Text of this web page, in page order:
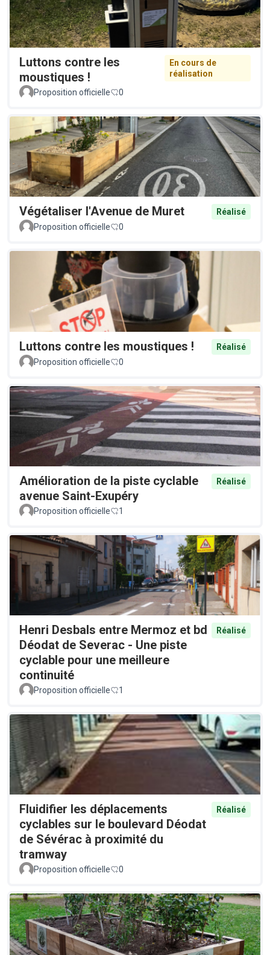
Luttons contre les
moustiques !
En cours de
réalisation
Proposition officielle
0
Végétaliser l'Avenue de Muret
Réalisé
Proposition officielle
0
Luttons contre les moustiques !
Réalisé
Proposition officielle
0
Amélioration de la piste cyclable
avenue Saint-Exupéry
Réalisé
Proposition officielle 1
Henri Desbals entre Mermoz et bd
Déodat de Severac - Une piste
cyclable pour une meilleure
continuité
Réalisé
Proposition officielle 1
Fluidifier les déplacements
cyclables sur le boulevard Déodat
de Sévérac à proximité du
tramway
Réalisé
Proposition officielle 0